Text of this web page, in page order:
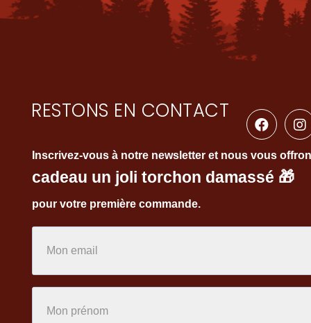
RESTONS EN CONTACT
Inscrivez-vous à notre newsletter et nous vous
cadeau un joli torchon damassé 🎁
pour votre première commande.